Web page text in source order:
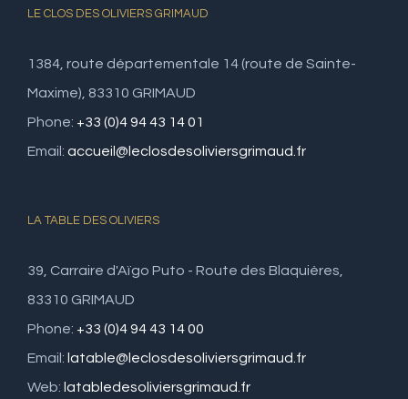
LE CLOS DES OLIVIERS GRIMAUD
1384, route départementale 14 (route de Sainte-
Maxime), 83310 GRIMAUD
Phone: +33 (0)4 94 43 14 01
Email: accueil@leclosdesoliviersgrimaud.fr
LA TABLE DES OLIVIERS
39, Carraire d'Aïgo Puto - Route des Blaquières,
83310 GRIMAUD
Phone: +33 (0)4 94 43 14 00
Email: latable@leclosdesoliviersgrimaud.fr
Web: latabledesoliviersgrimaud.fr